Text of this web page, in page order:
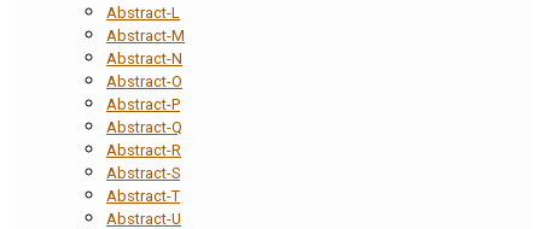
Abstract-L
Abstract-M
Abstract-N
Abstract-O
Abstract-P
Abstract-Q
Abstract-R
Abstract-S
Abstract-T
Abstract-U